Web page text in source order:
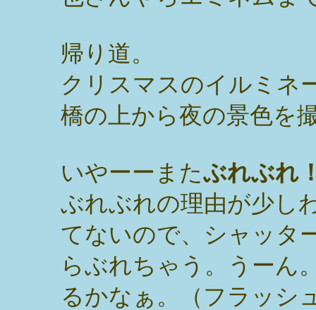
帰り道。
クリスマスのイルミネ
橋の上から夜の景色を
いやーーまたぶれぶれ
ぶれぶれの理由が少し
てないので、シャッタ
らぶれちゃう。うーん
るかなぁ。（フラッシ